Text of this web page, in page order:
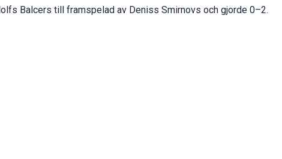
Balcers till framspelad av Deniss Smirnovs och gjorde 0–2.